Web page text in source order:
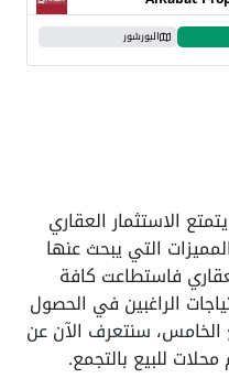
البورشور
يتمتع الاستثمار العقاري
التي يبحث عنها
فاستطاعت كافة
الراغبين في الحصول
سنتعرف الآن عن
للبيع بالتجمع.